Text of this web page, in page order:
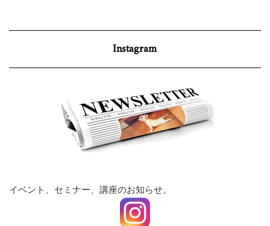
Instagram
イベント、セミナー、講座のお知らせ。